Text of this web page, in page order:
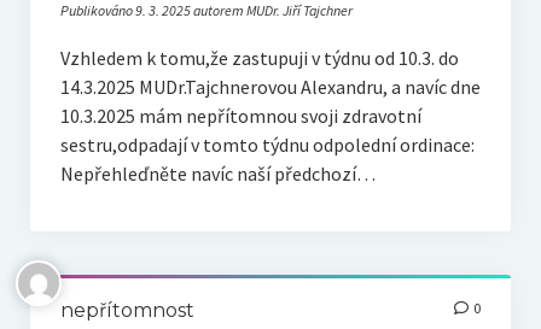
Publikováno 9. 3. 2025 autorem MUDr. Jiří Tajchner
Vzhledem k tomu,že zastupuji v týdnu od 10.3. do
14.3.2025 MUDr.Tajchnerovou Alexandru, a navíc dne
10.3.2025 mám nepřítomnou svoji zdravotní
sestru,odpadají v tomto týdnu odpolední ordinace:
Nepřehleďněte navíc naší předchozí…
nepřítomnost 0